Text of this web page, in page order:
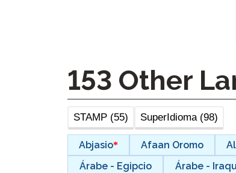
Supervisión
153 Other
STAMP (55) SuperIdioma (98)
Abjasio Afaan Oromo
Árabe - Egipcio
Árabe -